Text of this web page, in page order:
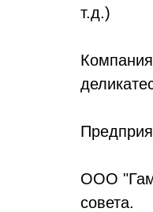
т.д.)
ООО
совета.